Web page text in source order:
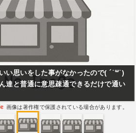
い思いをした事がなかったので( ´˙꒳˙)
達と普通に意思疎通できるだけで通い
画像は著作権で保護されている場合があります。